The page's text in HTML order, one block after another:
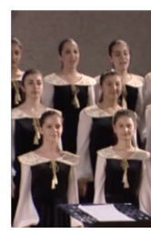
ՏԱՐԱԾԱՇՐՋԱՆ
ՄԻՋԱԶԳԱՅԻՆ
ՄՇԱԿՈՒՅԹ
ՍՊՈՐՏ
ՏՏ ԵՒ ԻՆՏԵՐՆԵՏ